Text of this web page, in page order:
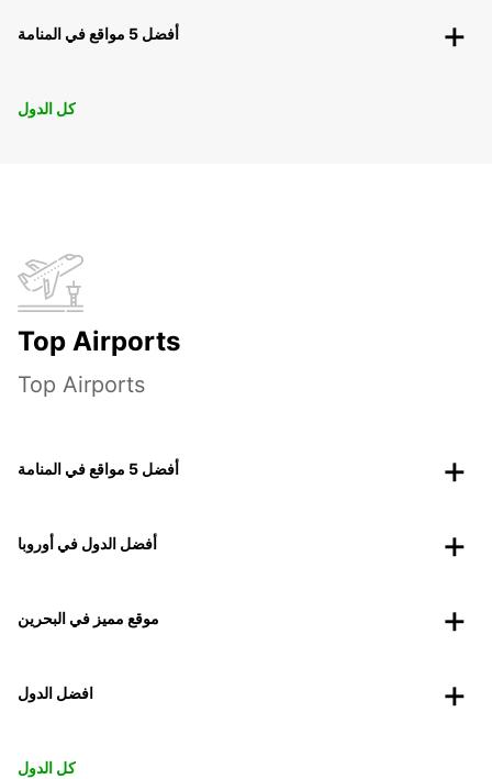
أفضل 5 مواقع في المنامة
كل الدول
Top Airports
Top Airports
أفضل 5 مواقع في المنامة
أفضل الدول في أوروبا
موقع مميز في البحرين
افضل الدول
كل الدول